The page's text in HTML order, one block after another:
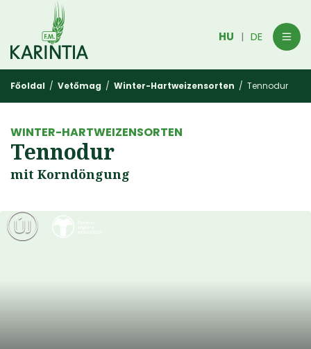
HU | DE
Főoldal / Vetőmag / Winter-Hartweizensorten / Tennodur
WINTER-HARTWEIZENSORTEN
Tennodur
mit Korndöngung